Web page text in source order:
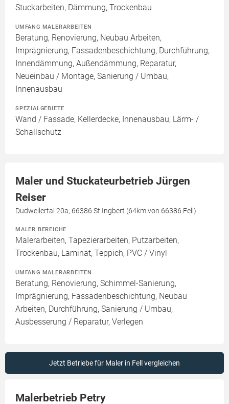
Stuckarbeiten, Dämmung, Trockenbau
UMFANG MALERARBEITEN
Beratung, Renovierung, Neubau Arbeiten,
Imprägnierung, Fassadenbeschichtung, Durchführung,
Innendämmung, Außendämmung, Reparatur,
Neueinbau / Montage, Sanierung / Umbau,
Innenausbau
SPEZIALGEBIETE
Wand / Fassade, Kellerdecke, Innenausbau, Lärm- /
Schallschutz
Maler und Stuckateurbetrieb Jürgen
Reiser
Dudweilertal 20a, 66386 St.Ingbert (64km von 66386 Fell)
MALER BEREICHE
Malerarbeiten, Tapezierarbeiten, Putzarbeiten,
Trockenbau, Laminat, Teppich, PVC / Vinyl
UMFANG MALERARBEITEN
Beratung, Renovierung, Schimmel-Sanierung,
Imprägnierung, Fassadenbeschichtung, Neubau
Arbeiten, Durchführung, Sanierung / Umbau,
Ausbesserung / Reparatur, Verlegen
Jetzt Betriebe für Maler in Fell vergleichen
Malerbetrieb Petry